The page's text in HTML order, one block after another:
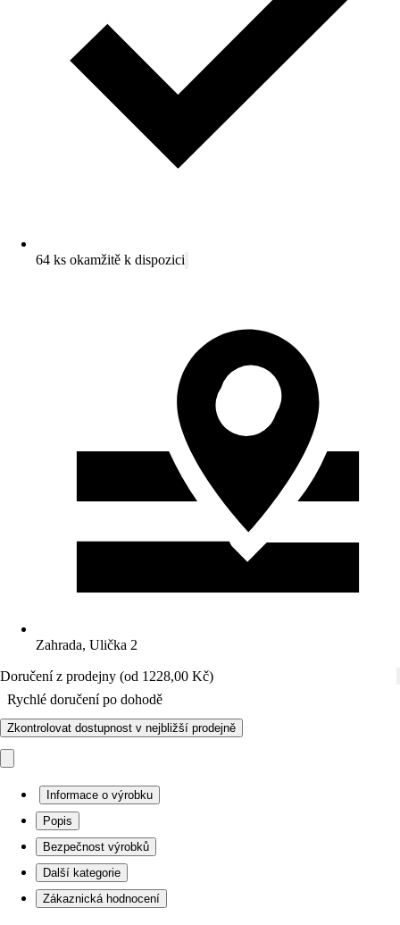
64 ks okamžitě k dispozici
Zahrada, Ulička 2
Doručení z prodejny (od 1228,00 Kč)
Rychlé doručení po dohodě
Zkontrolovat dostupnost v nejbližší prodejně
Informace o výrobku
Popis
Bezpečnost výrobků
Další kategorie
Zákaznická hodnocení